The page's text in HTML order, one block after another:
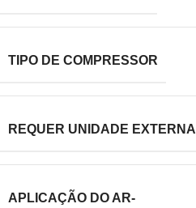
TIPO DE COMPRESSOR
REQUER UNIDADE EXTERNA
APLICAÇÃO DO AR-